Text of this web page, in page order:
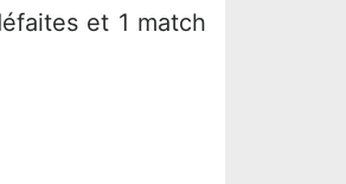
et 1 match